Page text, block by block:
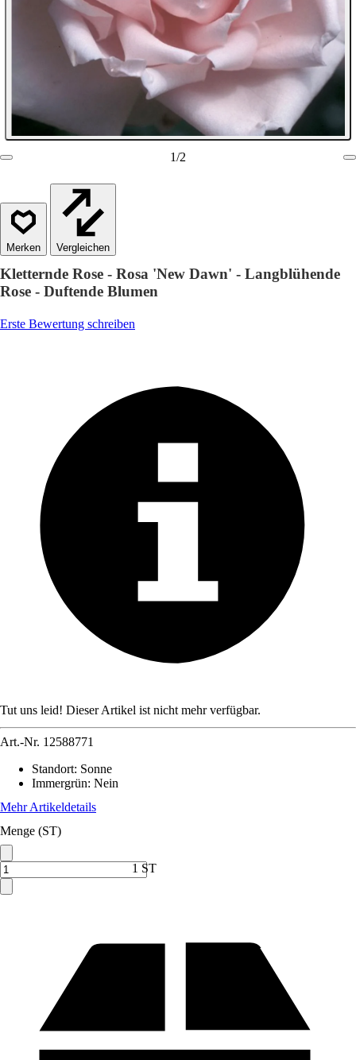
1/2
Vergleichen
Kletternde Rose - Rosa 'New Dawn' - Langblühende
Rose - Duftende Blumen
Erste Bewertung schreiben
Tut uns leid! Dieser Artikel ist nicht mehr verfügbar.
Art.-Nr. 12588771
Standort: Sonne
Immergrün: Nein
Mehr Artikeldetails
Menge (ST)
1 ST